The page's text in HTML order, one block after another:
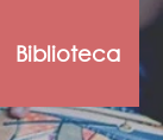
Biblioteca